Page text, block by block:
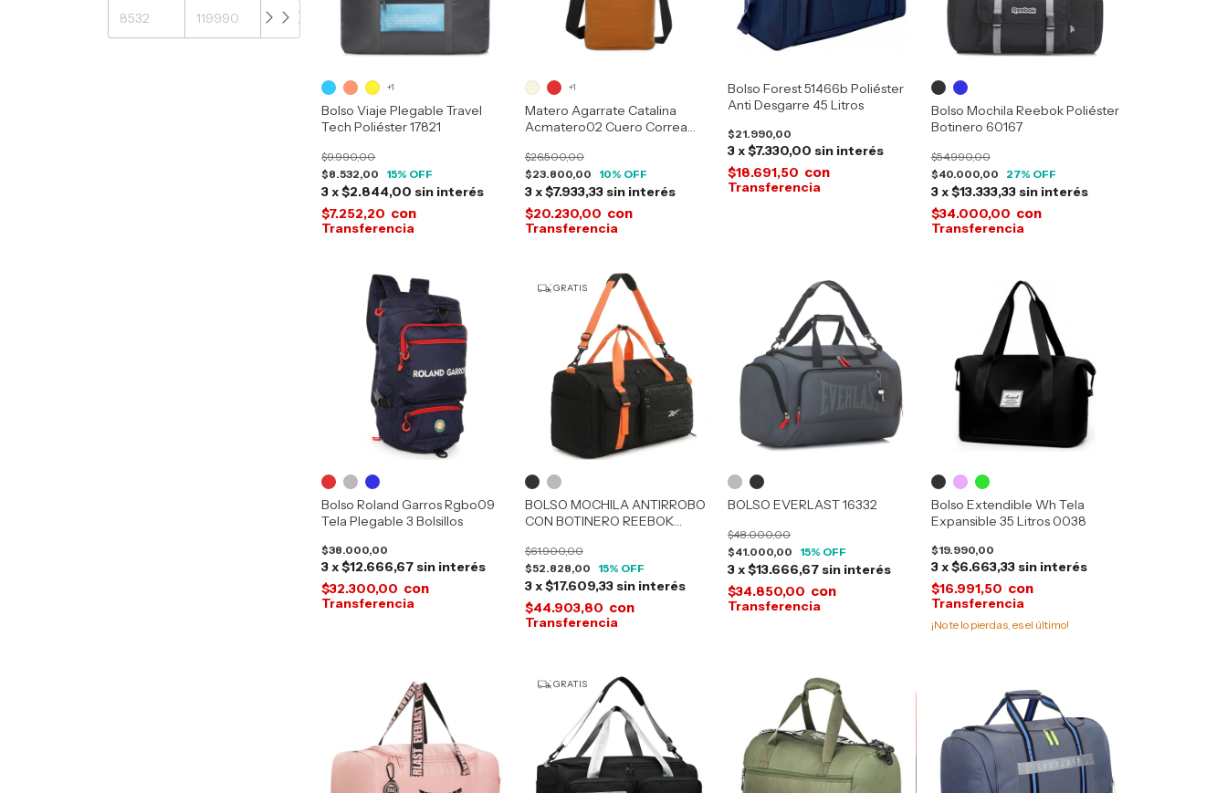
Bolso Viaje Plegable Travel
Tech Poliéster 17821
$8.532,00
$9.990,00
15% OFF
3x$2.844,00 sin interés
$7.252,20 con
+1
Matero Agarrate Catalina
Acmatero02 Cuero Correa
$23.800,00
$26.500,00
10% OFF
3x$7.933,33 sin interés
$20.230,00 con
+1
Bolso Forest 51466b Poliéster
Anti Desgarre 45 Litros
$21.990,00
3x$7.330,00 sin interés
$18.691,50 con
Bolso Mochila Reebok Poliéster
Botinero 60167
$40.000,00
$54.990,00
27% OFF
3x$13.333,33 sin interés
$34.000,00 con
Bolso Roland Garros Rgbo09
Tela Plegable 3 Bolsillos
$38.000,00
3x$12.666,67 sin interés
$32.300,00 con
GRATIS
BOLSO MOCHILA ANTIRROBO
CON BOTINERO REEBOK
$52.828,00
$61.900,00
15% OFF
3x$17.609,33 sin interés
$44.903,80 con
BOLSO EVERLAST 16332
$41.000,00
$48.000,00
15% OFF
3x$13.666,67 sin interés
$34.850,00 con
Bolso Extendible Wh Tela
Expansible 35 Litros 0038
$19.990,00
3x$6.663,33 sin interés
$16.991,50 con
¡No te lo pierdas, es el último!
GRATIS